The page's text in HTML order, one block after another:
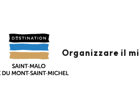
Organizzare il